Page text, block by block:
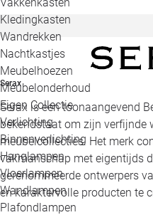
Kledingkasten
Wandrekken
Nachtkastjes
Meubelhoezen
Meubelonderhoud
Eigen Collectie
Verlichting
Binnenverlichting
Hanglampen
Vloerlampen
Wandlampen
Plafondlampen
Serax
Serax is een toonaangevend
bekendstaat om zijn verfijnde
meubelcollecties. Het merk
vakmanschap met eigentijds
gerenommeerde ontwerpers
en karaktervolle producten te